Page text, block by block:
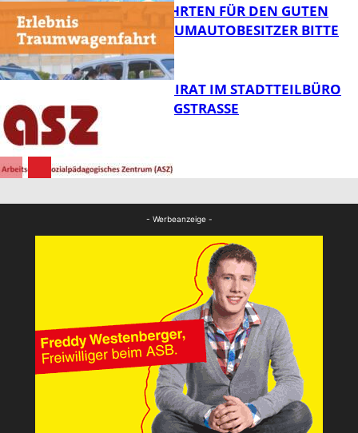
FB News
FB News
SPENDENFAHRTEN FÜR DEN GUTEN
ZWECK – TRAUMAUTOBESITZER BITTE
MELDEN!
SENIORENBEIRAT IM STADTTEILBÜRO
IN DER KÖNIGSTRASSE
- Werbeanzeige -